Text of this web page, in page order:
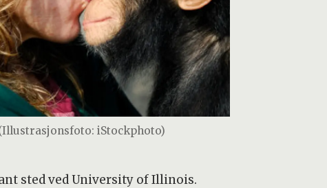
iStockphoto)
sted ved University of Illinois.